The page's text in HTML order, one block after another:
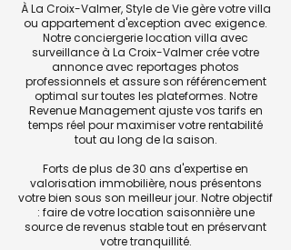
À La Croix-Valmer, Style de Vie gère votre villa
ou appartement d'exception avec exigence.
Notre conciergerie location villa avec
surveillance à La Croix-Valmer crée votre
annonce avec reportages photos
professionnels et assure son référencement
optimal sur toutes les plateformes. Notre
Revenue Management ajuste vos tarifs en
temps réel pour maximiser votre rentabilité
tout au long de la saison.
Forts de plus de 30 ans d'expertise en
valorisation immobilière, nous présentons
votre bien sous son meilleur jour. Notre objectif
: faire de votre location saisonnière une
source de revenus stable tout en préservant
votre tranquillité.